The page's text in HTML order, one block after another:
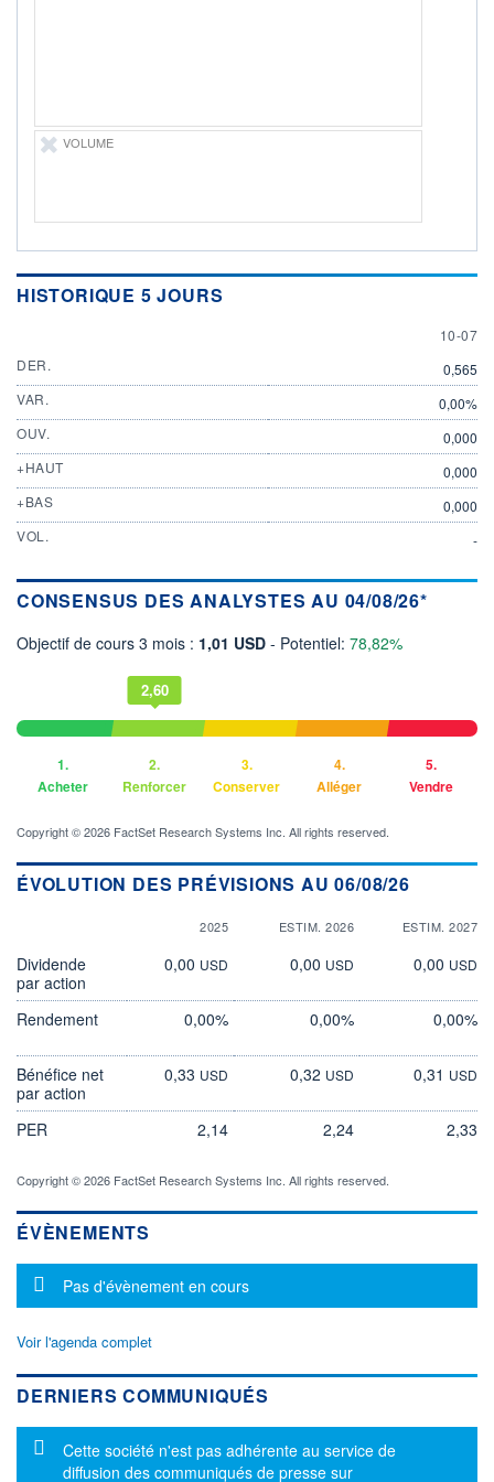
VOLUME
HISTORIQUE 5 JOURS
10 JULY
10-07
DER.
0,565
VAR.
0,00%
OUV.
0,000
+HAUT
0,000
+BAS
0,000
VOL.
-
CONSENSUS DES ANALYSTES AU 04/08/26*
Objectif de cours 3 mois : 1,01 USD - Potentiel: 78,82%
1.
Acheter
2,60
2.
Renforcer
3.
Conserver
4.
Alléger
5.
Vendre
Copyright © 2026 FactSet Research Systems Inc. All rights reserved.
ÉVOLUTION DES PRÉVISIONS AU 06/08/26
2025 ESTIM. 2026 ESTIM. 2027
Dividende
par action
0,00 USD 0,00 USD 0,00 USD
Rendement 0,00% 0,00% 0,00%
Bénéfice net
par action
0,33 USD 0,32 USD 0,31 USD
PER 2,14 2,24 2,33
Copyright © 2026 FactSet Research Systems Inc. All rights reserved.
ÉVÈNEMENTS
Message d'information
Pas d'évènement en cours
Voir l'agenda complet
DERNIERS COMMUNIQUÉS
Message d'information
Cette société n'est pas adhérente au service de
diffusion des communiqués de presse sur